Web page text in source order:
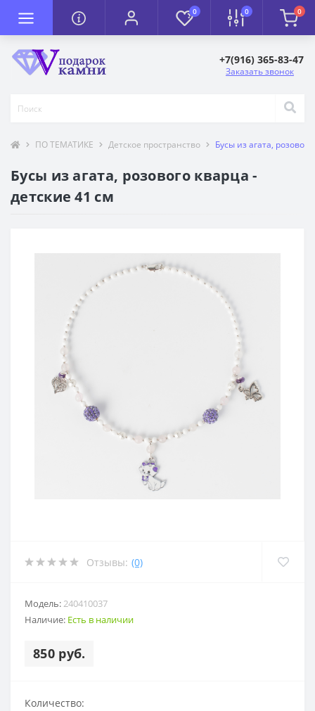
0 0 0
+7(916) 365-83-47
Заказать звонок
ПО ТЕМАТИКЕ Детское пространство Бусы из агата,
Бусы из агата, розового кварца -
детские 41 см
Отзывы: (0)
Модель:240410037
Наличие: Есть в наличии
850 руб.
Количество: